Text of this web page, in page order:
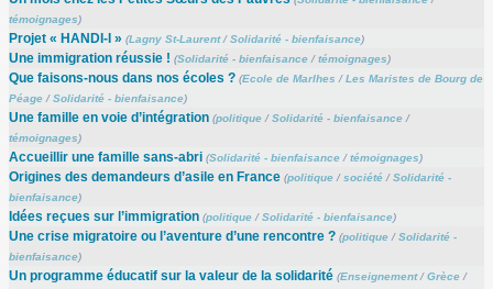
témoignages)
Projet « HANDI-I » (Lagny St-Laurent/Solidarité - bienfaisance)
Une immigration réussie ! (Solidarité - bienfaisance/témoignages)
Que faisons-nous dans nos écoles ? (Ecole de Marlhes /Les Maristes de Bourg de
Péage/Solidarité - bienfaisance)
Une famille en voie d’intégration (politique/Solidarité - bienfaisance/
témoignages)
Accueillir une famille sans-abri (Solidarité - bienfaisance/témoignages)
Origines des demandeurs d’asile en France (politique/ société/Solidarité -
bienfaisance)
Idées reçues sur l’immigration (politique/Solidarité - bienfaisance)
Une crise migratoire ou l’aventure d’une rencontre ? (politique/Solidarité -
bienfaisance)
Un programme éducatif sur la valeur de la solidarité (Enseignement/Grèce/